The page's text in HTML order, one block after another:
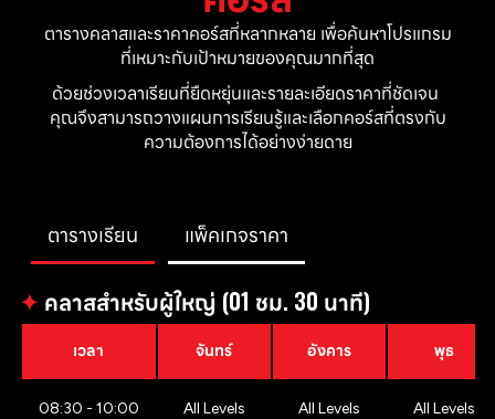
ตารางคลาสและราคาคอร์สที่หลากหลาย เพื่อค้นหาโปรแกรม
ที่เหมาะกับเป้าหมายของคุณมากที่สุด
ด้วยช่วงเวลาเรียนที่ยืดหยุ่นและรายละเอียดราคาที่ชัดเจน
คุณจึงสามารถวางแผนการเรียนรู้และเลือกคอร์สที่ตรงกับ
ความต้องการได้อย่างง่ายดาย
ตารางเรียน แพ็คเกจราคา
✦ คลาสสำหรับผู้ใหญ่ (01 ชม. 30 นาที)
เวลา จันทร์ อังคาร พุธ
08:30 - 10:00 All Levels All Levels All Levels